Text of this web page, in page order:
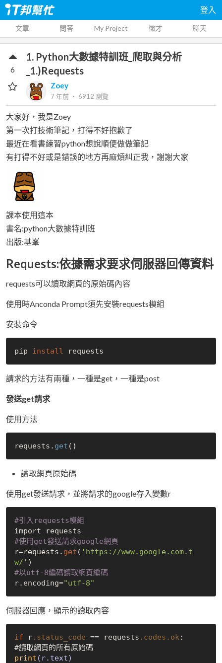
登入
文章 問答 My Project 徵才 聊天
1. Python大數據特訓班_爬取與分析
_1.)Requests
Zoey
7 年前 ‧ 6912 瀏覽
6
大家好，我是Zoey
第一次打技術筆記，打得不好抱歉了
最近在看書練習python想說順便做做筆記
有打得不好或是錯誤的地方再麻煩糾正我，謝謝大家
課本使用這本
書名:python大數據特訓班
出版:基峯
Requests:依據需求要求伺服器回傳資料
requests可以讀取網頁的原始碼內容
使用時Anconda Prompt須先安裝requests模組
安裝命令
pip install
請求的方法有兩種，一種是get，一種是post
發送get請求
使用方法
requests. get
讀取網頁原始碼
使用get發送請求，並將請求的google存入變數r
#引入requests模組
#使用get發送請求google網頁
r=requests. get ( 'https://www.google.com.t
w/'
#以utf-8編碼讀取網頁編碼
r.encoding="utf-8"
伺服器回應，顯示的讀取內容
if r.status_code == requests .codes .ok :
#讀取網頁的所有原始碼
print (r.text)